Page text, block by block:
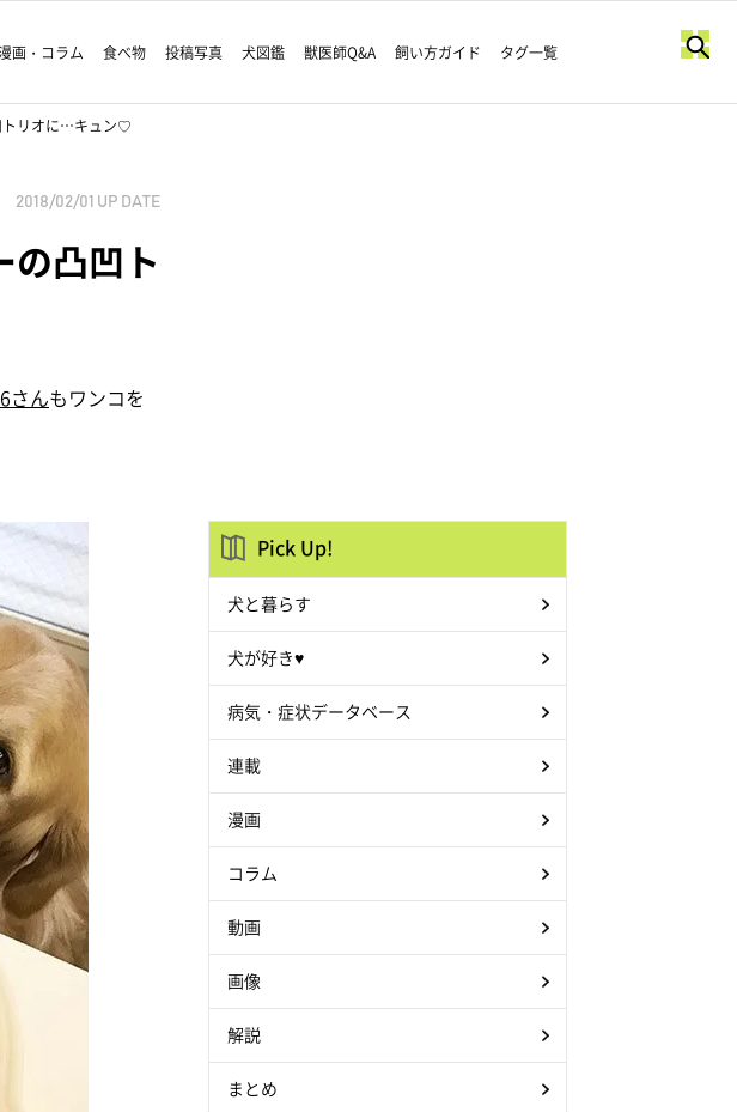
画・コラム 食べ物 投稿写真 犬図鑑 獣医師Q&A 飼い方ガイド タグ一覧
トリオに…キュン♡
2018/02/01 UP DATE
凸凹ト
さんもワンコを
Pick Up!
犬と暮らす
犬が好き♥
病気・症状データベース
連載
漫画
コラム
動画
画像
解説
まとめ